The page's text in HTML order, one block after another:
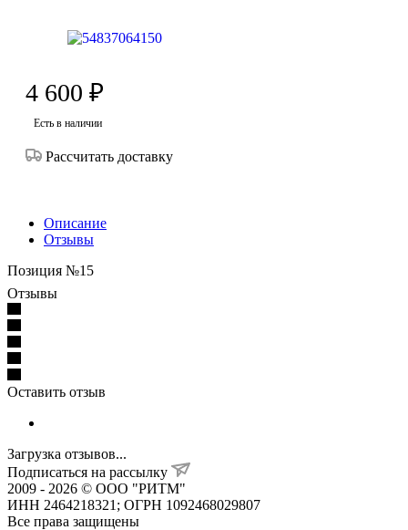
4 600 ₽
Есть в наличии
Рассчитать доставку
Описание
Отзывы
Позиция №15
Отзывы
Оставить отзыв
Загрузка отзывов...
Подписаться на рассылку
2009 - 2026 © ООО "РИТМ"
ИНН 2464218321; ОГРН 1092468029807
Все права защищены